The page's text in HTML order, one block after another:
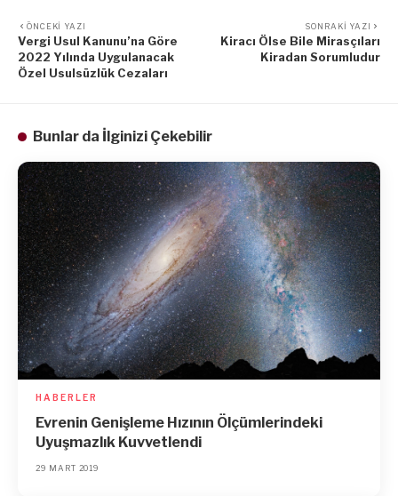
ÖNCEKI YAZI
Vergi Usul Kanunu’na Göre
2022 Yılında Uygulanacak
Özel Usulsüzlük Cezaları
SONRAKI YAZI
Kiracı Ölse Bile Mirasçıları
Kiradan Sorumludur
Bunlar da İlginizi Çekebilir
HABERLER
Evrenin Genişleme Hızının Ölçümlerindeki
Uyuşmazlık Kuvvetlendi
29 MART 2019